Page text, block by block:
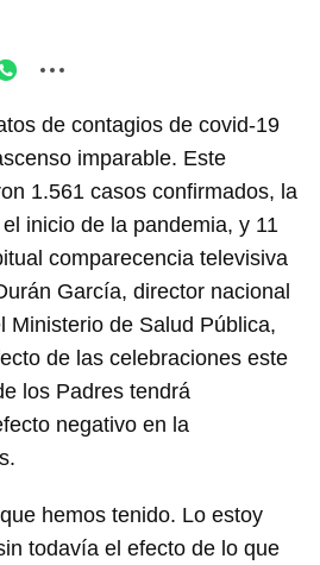
de contagios de covid-19
imparable. Este
1.561 casos confirmados, la
inicio de la pandemia, y 11
comparecencia televisiva
García, director nacional
Ministerio de Salud Pública,
de las celebraciones este
los Padres tendrá
negativo en la
hemos tenido. Lo estoy
todavía el efecto de lo que